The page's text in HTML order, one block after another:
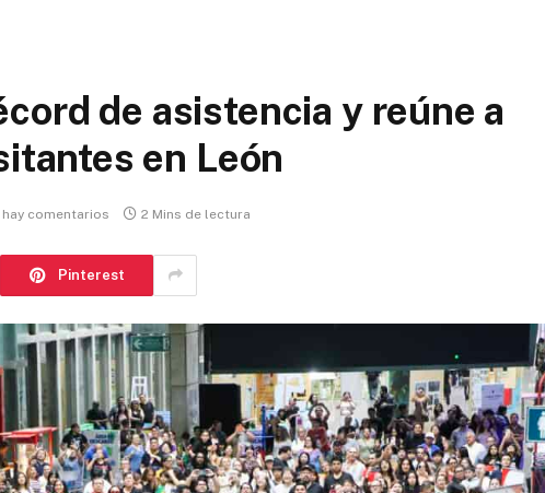
de asistencia y reúne a
en León
hay comentarios 2 Mins de lectura
Pinterest